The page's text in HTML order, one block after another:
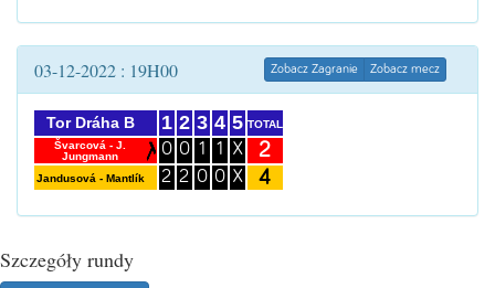
03-12-2022 : 19H00 Zobacz Zagranie Zobacz mecz
Tor Dráha B
Švarcová - J.
Jungmann
Jandusová - Mantlík
1
0
2
2
0
2
3
1
0
4
1
0
5
X
X
TOTAL
2
4
Szczegóły rundy